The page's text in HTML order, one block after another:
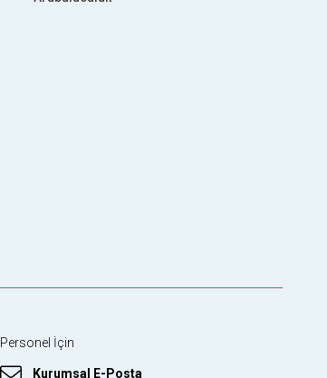
Personel İçin
Kurumsal E-Posta